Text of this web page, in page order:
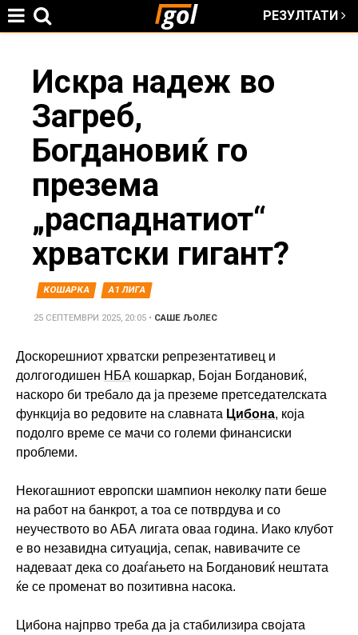
РЕЗУЛТАТИ
Искра надеж во
Загреб,
Богдановиќ го
презема
„распаднатиот“
хрватски гигант?
КОШАРКА А1 ЛИГА
25 СЕПТЕМВРИ 2025, 20:05 • САШЕ ЉОЛЕС
Доскорешниот хрватски репрезентативец и
долгогодишен НБА кошаркар, Бојан Богдановиќ,
наскоро би требало да ја преземе претседателската
функција во редовите на славната Цибона, која
подолго време се мачи со големи финансиски
проблеми.
Некогашниот европски шампион неколку пати беше
на работ на банкрот, а тоа се потврдува и со
неучеството во АБА лигата оваа година. Иако клубот
е во незавидна ситуација, сепак, навивачите се
надеваат дека со доаѓањето на Богдановиќ нештата
ќе се променат во позитивна насока.
Цибона најпрво треба да ја стабилизира својата